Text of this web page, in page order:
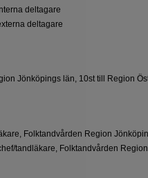
deltagare
deltagare
Jönköpings län, 10st till Region
Folktandvården Region
tandläkare, Folktandvården